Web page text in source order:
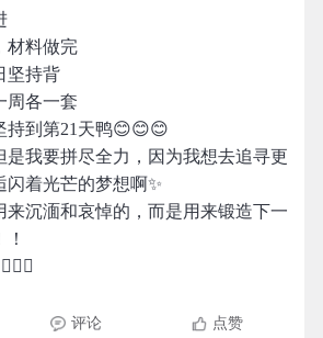
材料做完
坚持背
各一套
到第21天鸭😊😊😊
是我要拼尽全力，因为我想去追寻更
闪着光芒的梦想啊✨
来沉湎和哀悼的，而是用来锻造下一
评论 点赞